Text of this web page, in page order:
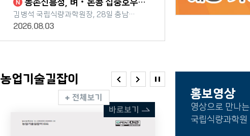
농촌진흥청, 벼‧논콩 집중호우
피해 현장 기술...
김병석 국립식량과학원장, 28일 충남
아산시 벼·논콩 피해 현장 점검 물 빠진 뒤
등록 약제 사용 *때와 곳: 2026. 7. 28.(화),
2026.08.03
농업기술길잡이
농업기술길잡이
전체보기
바로보기
홍보영상
영상으로 만나는
국립식량과학원